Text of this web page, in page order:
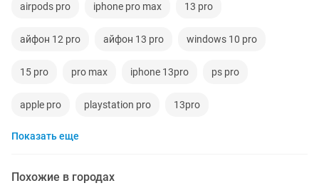
airpods pro iphone pro max 13 pro
айфон 12 pro айфон 13 pro windows 10 pro
15 pro pro max iphone 13pro ps pro
apple pro playstation pro 13pro
airpods pro оригинал
Показать еще
Похожие в городах